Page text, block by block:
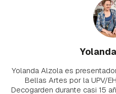
Yolanda Alzola es
Bellas Artes por la UPV/
Decogarden durante casi 15